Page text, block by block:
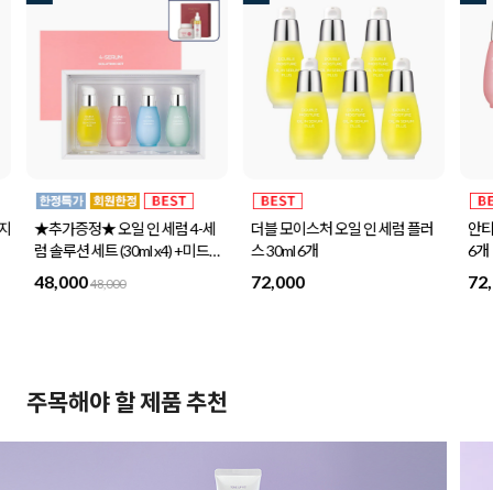
가증정★ 오일 인 세럼 4-세
루션 세트 (30ml x4) +미드나
스페셜 세트 1세트 증정
48,000
더블 모이스처 오일 인 세럼 플러
스 30ml 6개
72,000
안티 링클
72,000
주목해야 할 제품 추천